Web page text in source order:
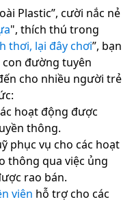
Plastic”, cười nắc nẻ
", thích thú trong
thơi, lại đây chơi”, bạn
con đường tuyên
cho nhiều người trẻ
hoạt động được
thông.
phục vụ cho các hoạt
thông qua việc ủng
rao bán.
viên hỗ trợ cho các